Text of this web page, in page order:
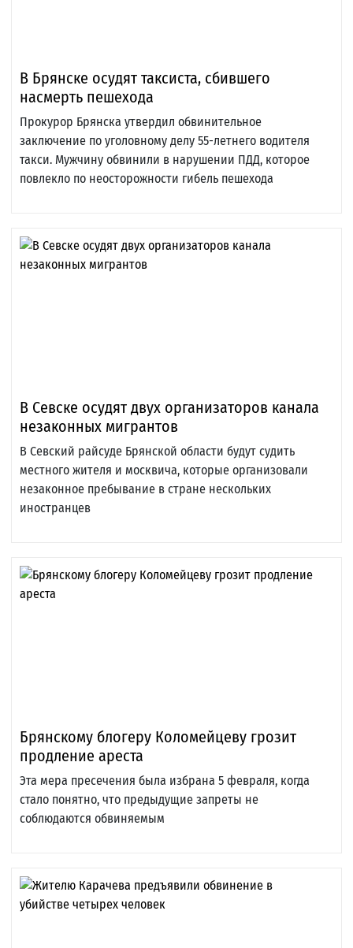
В Брянске осудят таксиста, сбившего
насмерть пешехода
Прокурор Брянска утвердил обвинительное
заключение по уголовному делу 55-летнего водителя
такси. Мужчину обвинили в нарушении ПДД, которое
повлекло по неосторожности гибель пешехода
В Севске осудят двух организаторов канала
незаконных мигрантов
В Севский райсуде Брянской области будут судить
местного жителя и москвича, которые организовали
незаконное пребывание в стране нескольких
иностранцев
Брянскому блогеру Коломейцеву грозит
продление ареста
Эта мера пресечения была избрана 5 февраля, когда
стало понятно, что предыдущие запреты не
соблюдаются обвиняемым